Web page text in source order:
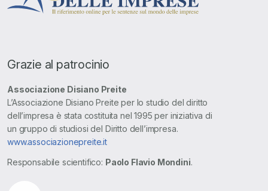
Grazie al patrocinio
Associazione Disiano Preite
L’Associazione Disiano Preite per lo studio del diritto
dell’impresa è stata costituita nel 1995 per iniziativa di
un gruppo di studiosi del Diritto dell’impresa.
www.associazionepreite.it
Responsabile scientifico: Paolo Flavio Mondini.